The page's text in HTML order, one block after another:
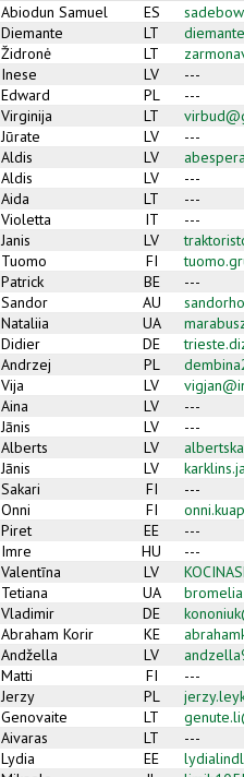
Abiodun Samuel ES
Diemante LT
Židronė LT
Inese LV
---
Edward PL
---
Virginija LT
Jūrate LV
---
Aldis LV
Aldis LV
---
Aida LT
---
Violetta IT
---
Janis LV
Tuomo FI
Patrick BE
---
Sandor AU
Nataliia UA
Didier DE
Andrzej PL
Vija LV
Aina LV
---
Jānis LV
---
Alberts LV
Jānis LV
Sakari FI
---
Onni FI
Piret EE
---
Imre HU
---
Valentīna LV
Tetiana UA
Vladimir DE
Abraham Korir KE
Andžella LV
Matti FI
---
Jerzy PL
Genovaite LT
Aivaras LT
---
Lydia EE